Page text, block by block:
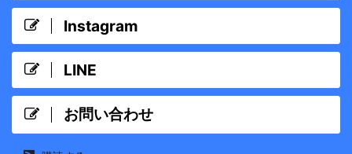
Instagram
LINE
お問い合わせ